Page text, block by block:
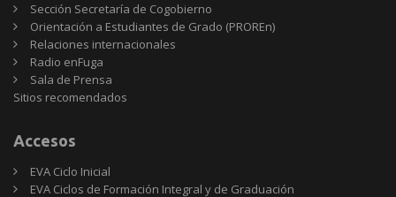
Sección Secretaría de Cogobierno
Orientación a Estudiantes de Grado (PROREn)
Relaciones internacionales
Radio enFuga
Sala de Prensa
Sitios
Sitios recomendados
Accesos
EVA Ciclo Inicial
EVA Ciclos de Formación Integral y de Graduación